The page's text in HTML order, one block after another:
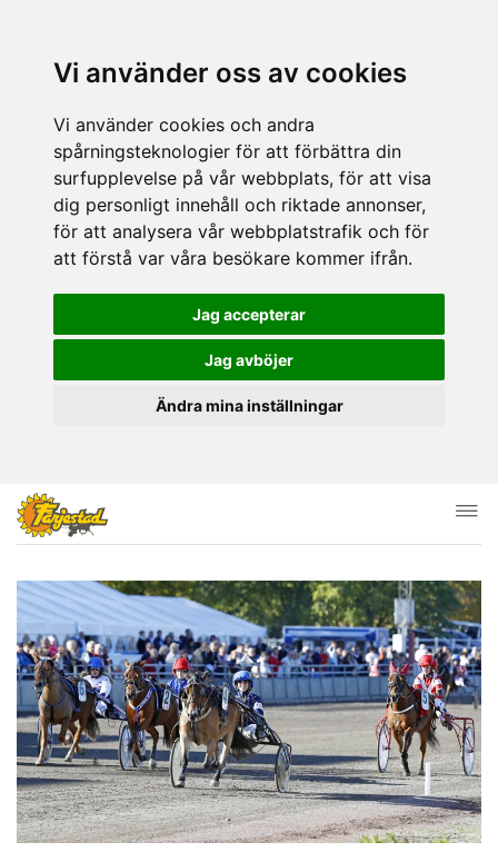
Vi använder oss av cookies
Vi använder cookies och andra
spårningsteknologier för att förbättra din
surfupplevelse på vår webbplats, för att visa
dig personligt innehåll och riktade annonser,
för att analysera vår webbplatstrafik och för
att förstå var våra besökare kommer ifrån.
Jag accepterar
Jag avböjer
Ändra mina inställningar